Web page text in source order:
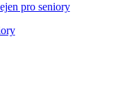
pro seniory